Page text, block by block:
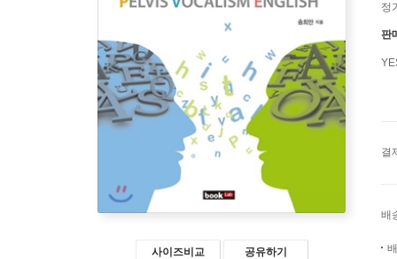
사이즈비교 공유하기
정
판
결
배